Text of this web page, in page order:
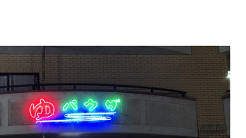
天然水の湯
ージバス、お湯が深くて浮力が効いて痛くな
ース、足裏ジェットはこそばゆい。電気バス
て水枕が冷たい座風呂ジェット。そして本日
アシガレット風呂。
朝ウナ予定だし
んは水曜日に行ったしな
ジャポさんか
かと言うと
サ室でしっぽりしたい
は木札だけど松竹鍵ではなく、数字も丸みあ
気は昭和ではなく平成の香り
機でサウナ券330円(タオルなし)を購入
専用ロッカーキーと首から下げるタイプのサ
かり、男湯の暖簾を潜っていざ浴場へ🧖